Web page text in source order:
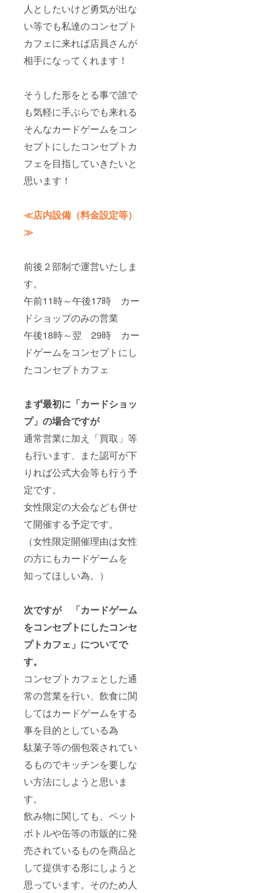
人としたいけど勇気が出な
い等でも私達のコンセプト
カフェに来れば店員さんが
相手になってくれます！
そうした形をとる事で誰で
も気軽に手ぶらでも来れる
そんなカードゲームをコン
セプトにしたコンセプトカ
フェを目指していきたいと
思います！
≪店内設備（料金設定等）
≫
前後２部制で運営いたしま
す。
午前11時～午後17時 カー
ドショップのみの営業
午後18時～翌 29時 カー
ドゲームをコンセプトにし
たコンセプトカフェ
まず最初に「カードショッ
プ」の場合ですが
通常営業に加え「買取」等
も行います、また認可が下
りれば公式大会等も行う予
定です。
女性限定の大会なども併せ
て開催する予定です。
（女性限定開催理由は女性
の方にもカードゲームを
知ってほしい為。）
次ですが 「カードゲーム
をコンセプトにしたコンセ
プトカフェ」についてで
す。
コンセプトカフェとした通
常の営業を行い、飲食に関
してはカードゲームをする
事を目的としている為
駄菓子等の個包装されてい
るものでキッチンを要しな
い方法にしようと思いま
す。
飲み物に関しても、ペット
ボトルや缶等の市販的に発
売されているものを商品と
して提供する形にしようと
思っています。そのため人